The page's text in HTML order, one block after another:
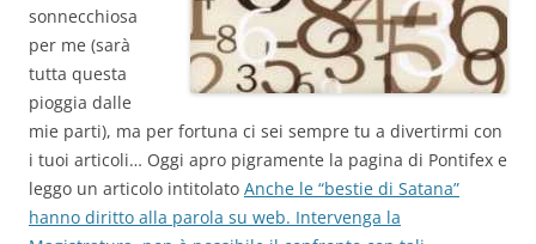
sonnecchiosa
per me (sarà
tutta questa
pioggia dalle
mie parti), ma per fortuna ci sei sempre tu a divertirmi con
i tuoi articoli… Oggi apro pigramente la pagina di Pontifex e
leggo un articolo intitolato Anche le “bestie di Satana”
hanno diritto alla parola su web. Intervenga la